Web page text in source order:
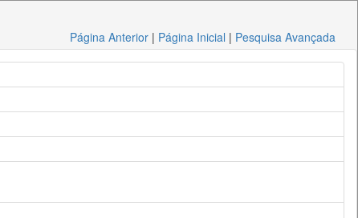
Página Anterior | Página Inicial | Pesquisa Avançada